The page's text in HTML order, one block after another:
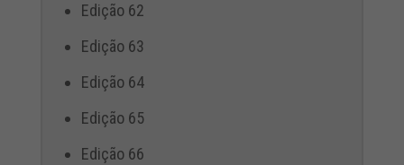
Edição 62
Edição 63
Edição 64
Edição 65
Edição 66